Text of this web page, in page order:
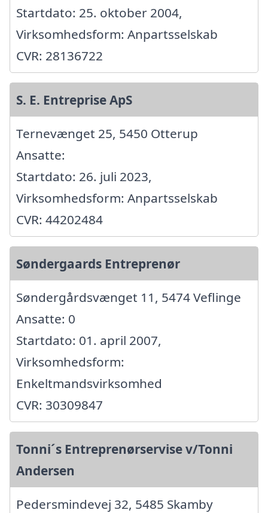
Startdato: 25. oktober 2004,
Virksomhedsform: Anpartsselskab
CVR: 28136722
S. E. Entreprise ApS
Ternevænget 25, 5450 Otterup
Ansatte:
Startdato: 26. juli 2023,
Virksomhedsform: Anpartsselskab
CVR: 44202484
Søndergaards Entreprenør
Søndergårdsvænget 11, 5474 Veflinge
Ansatte: 0
Startdato: 01. april 2007,
Virksomhedsform:
Enkeltmandsvirksomhed
CVR: 30309847
Tonni´s Entreprenørservise v/Tonni
Andersen
Pedersmindevej 32, 5485 Skamby